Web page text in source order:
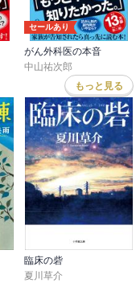
セールあり
がん外科医の本音
中山祐次郎
もっと見る
臨床の砦
夏川草介